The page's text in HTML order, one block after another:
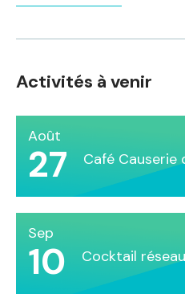
Activités à venir
Août
27 Café Causerie
Sep
10 Cocktail